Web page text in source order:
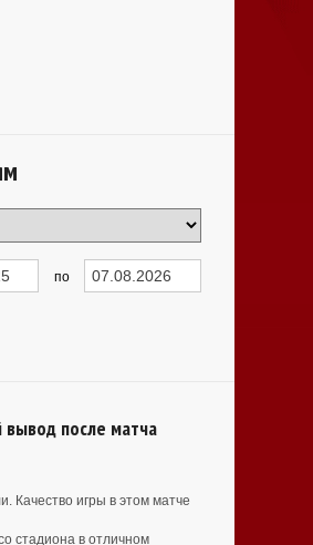
по
вывод после матча
Качество игры в этом матче
стадиона в отличном